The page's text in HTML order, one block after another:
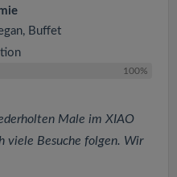
Buffet
100%
Male im XIAO
viele Besuche folgen. Wir